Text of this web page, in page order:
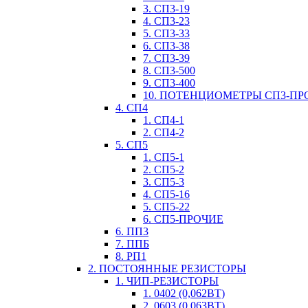
3. СП3-19
4. СП3-23
5. СП3-33
6. СП3-38
7. СП3-39
8. СП3-500
9. СП3-400
10. ПОТЕНЦИОМЕТРЫ СП3-
4. СП4
1. СП4-1
2. СП4-2
5. СП5
1. СП5-1
2. СП5-2
3. СП5-3
4. СП5-16
5. СП5-22
6. СП5-ПРОЧИЕ
6. ПП3
7. ППБ
8. РП1
2. ПОСТОЯННЫЕ РЕЗИСТОРЫ
1. ЧИП-РЕЗИСТОРЫ
1. 0402 (0,062ВТ)
2. 0603 (0,063ВТ)